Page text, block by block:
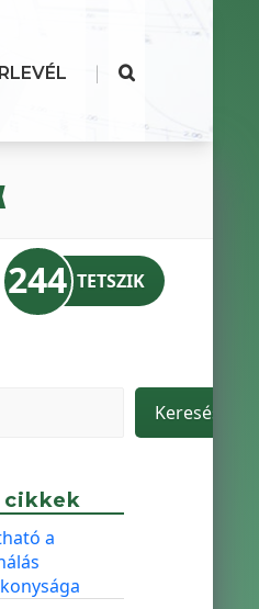
|
244 TETSZIK
Keresés
cikkek
a